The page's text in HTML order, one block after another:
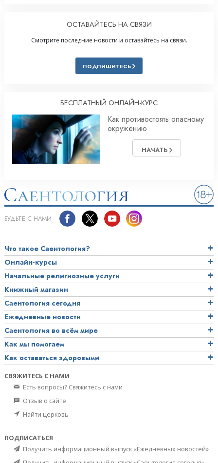
ОСТАВАЙТЕСЬ НА СВЯЗИ
Смотрите последние новости и оставайтесь на связи.
ПОДПИШИТЕСЬ
БЕСПЛАТНЫЙ ОНЛАЙН-КУРС
Как противостоять опасному
окружению
НАЧАТЬ
БУДЬТЕ С НАМИ
Что такое Саентология?
Онлайн-курсы
Начальные религиозные услуги
Книжный магазин
Саентология сегодня
Ежедневные новости
Саентология во всём мире
Как мы помогаем
Как оставаться здоровыми
СВЯЖИТЕСЬ С НАМИ
Есть вопросы? Свяжитесь с нами
Отзыв о сайте
Найти церковь
ПОДПИСАТЬСЯ
Получить информационный выпуск «Ежедневных новостей»